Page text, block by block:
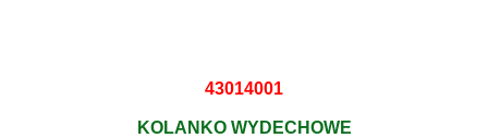
43014001
KOLANKO WYDECHOWE